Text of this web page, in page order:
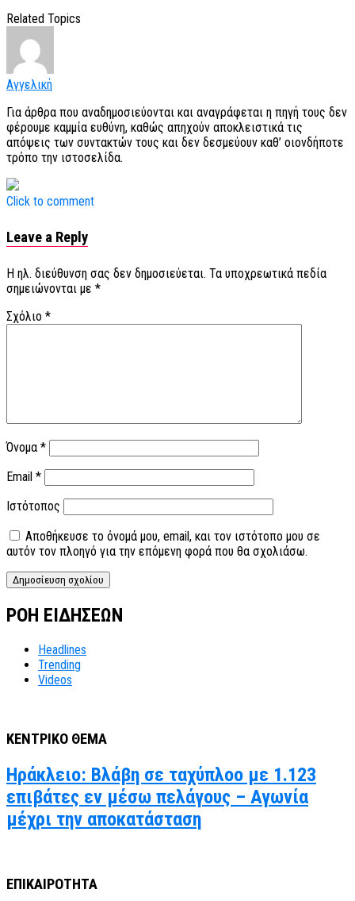
Related Topics
Αγγελική
Για άρθρα που αναδημοσιεύονται και αναγράφεται η πηγή τους δεν
φέρουμε καμμία ευθύνη, καθώς απηχούν αποκλειστικά τις
απόψεις των συντακτών τους και δεν δεσμεύουν καθ’ οιονδήποτε
τρόπο την ιστοσελίδα.
Click to comment
Leave a Reply
Η ηλ. διεύθυνση σας δεν δημοσιεύεται. Τα υποχρεωτικά πεδία
σημειώνονται με *
Σχόλιο *
Όνομα *
Email *
Ιστότοπος
Αποθήκευσε το όνομά μου, email, και τον ιστότοπο μου σε
αυτόν τον πλοηγό για την επόμενη φορά που θα σχολιάσω.
ΡΟΗ ΕΙΔΗΣΕΩΝ
Headlines
Trending
Videos
ΚΕΝΤΡΙΚΟ ΘΕΜΑ
Ηράκλειο: Βλάβη σε ταχύπλοο με 1.123
επιβάτες εν μέσω πελάγους – Αγωνία
μέχρι την αποκατάσταση
ΕΠΙΚΑΙΡΟΤΗΤΑ